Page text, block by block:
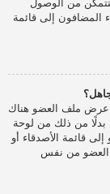
المضافون إلى قائمة
عرض ملف العضو هناك
بدلًا من ذلك من لوحة
قائمة الأصدقاء أو
العضو من نفس